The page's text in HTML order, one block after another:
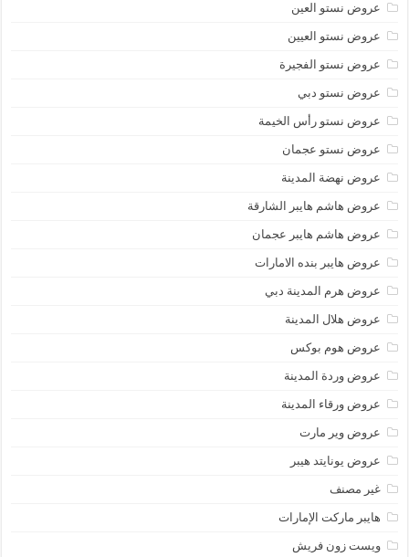
عروض نستو العين
عروض نستو العيين
عروض نستو الفجيرة
عروض نستو دبي
عروض نستو رأس الخيمة
عروض نستو عجمان
عروض نهضة المدينة
عروض هاشم هايبر الشارقة
عروض هاشم هايبر عجمان
عروض هايبر بنده الامارات
عروض هرم المدينة دبي
عروض هلال المدينة
عروض هوم بوكس
عروض وردة المدينة
عروض ورقاء المدينة
عروض وير مارت
عروض يونايتد هيبر
غير مصنف
هايبر ماركت الإمارات
ويست زون فريش